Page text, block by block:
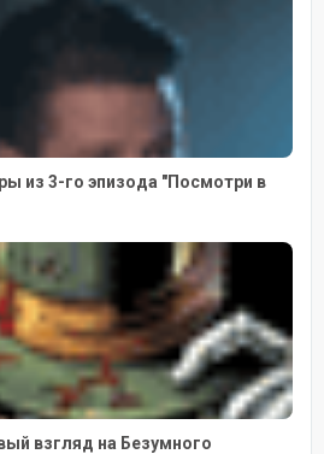
из 3-го эпизода "Посмотри в
взгляд на Безумного